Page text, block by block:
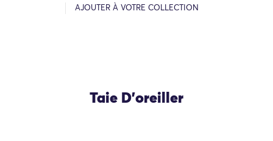
AJOUTER À VOTRE COLLECTION
Taie D’oreiller